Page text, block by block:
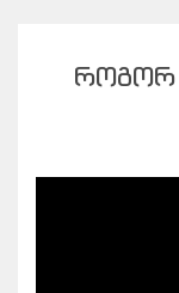
ᲠᲝᲒᲝᲠ